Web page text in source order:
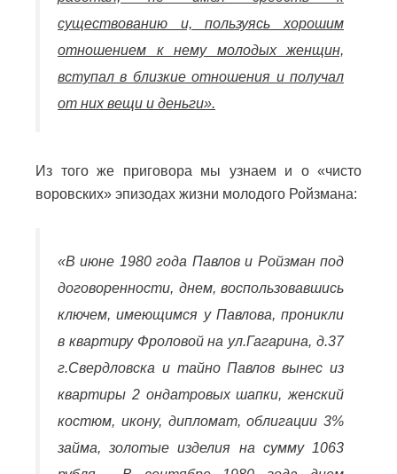
существованию и, пользуясь хорошим
отношением к нему молодых женщин,
вступал в близкие отношения и получал
от них вещи и деньги».
Из того же приговора мы узнаем и о «чисто
воровских» эпизодах жизни молодого Ройзмана:
«В июне 1980 года Павлов и Ройзман под
договоренности, днем, воспользовавшись
ключем, имеющимся у Павлова, проникли
в квартиру Фроловой на ул.Гагарина, д.37
г.Свердловска и тайно Павлов вынес из
квартиры 2 ондатровых шапки, женский
костюм, икону, дипломат, облигации 3%
займа, золотые изделия на сумму 1063